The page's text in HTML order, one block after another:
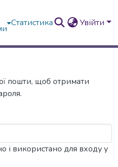
Статистика Увійти
пошти, щоб отримати
і використано для входу у